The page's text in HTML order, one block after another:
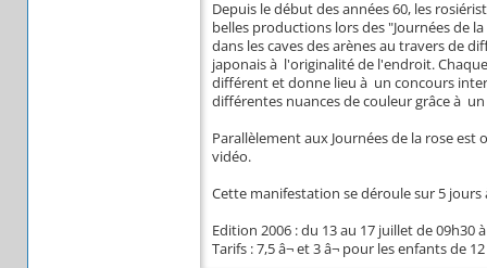
Depuis le début des années 60, les
belles productions lors des "Journées de
dans les caves des arènes au travers de
japonais à l'originalité de l'endroit.
différent et donne lieu à un concours
différentes nuances de couleur grâce à
Parallèlement aux Journées de la rose
vidéo.
Cette manifestation se déroule sur 5
Edition 2006 : du 13 au 17 juillet de 09h30
Tarifs : 7,5 â¬ et 3 â¬ pour les enfants de